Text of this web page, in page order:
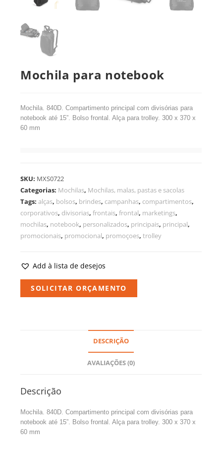
Mochila para notebook
Mochila. 840D. Compartimento principal com divisórias para
notebook até 15”. Bolso frontal. Alça para trolley. 300 x 370 x
60 mm
SKU: MXS0722
Categorias: Mochilas, Mochilas, malas, pastas e sacolas
Tags:alças, bolsos, brindes, campanhas, compartimentos,
corporativos, divisorias,frontais,frontal, marketings,
mochilas, notebook, personalizados, principais, principal,
promocionais, promocional, promoçoes,trolley
Add à lista de desejos
SOLICITAR ORÇAMENTO
DESCRIÇÃO
AVALIAÇÕES (0)
Descrição
Mochila. 840D. Compartimento principal com divisórias para
notebook até 15”. Bolso frontal. Alça para trolley. 300 x 370 x
60 mm